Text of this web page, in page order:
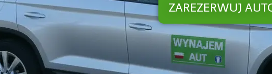
ZAREZERWUJ